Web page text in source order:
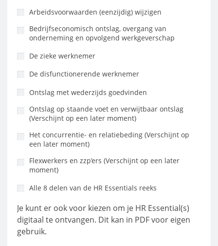
Arbeidsvoorwaarden (eenzijdig) wijzigen
Bedrijfseconomisch ontslag, overgang van
onderneming en opvolgend werkgeverschap
De zieke werknemer
De disfunctionerende werknemer
Ontslag met wederzijds goedvinden
Ontslag op staande voet en verwijtbaar ontslag
(Verschijnt op een later moment)
Het concurrentie- en relatiebeding (Verschijnt op
een later moment)
Flexwerkers en zzp’ers (Verschijnt op een later
moment)
Alle 8 delen van de HR Essentials reeks
Je kunt er ook voor kiezen om je HR Essential(s)
digitaal te ontvangen. Dit kan in PDF voor eigen
gebruik.